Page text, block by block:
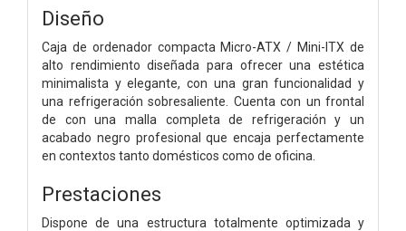
Diseño
Caja de ordenador compacta Micro-ATX / Mini-ITX de
alto rendimiento diseñada para ofrecer una estética
minimalista y elegante, con una gran funcionalidad y
una refrigeración sobresaliente. Cuenta con un frontal
de con una malla completa de refrigeración y un
acabado negro profesional que encaja perfectamente
en contextos tanto domésticos como de oficina.
Prestaciones
Dispone de una estructura totalmente optimizada y